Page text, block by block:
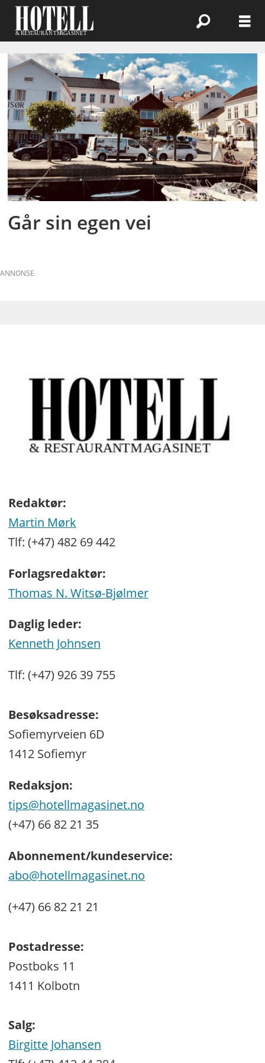
Emne:
praksisplasser
Går sin egen vei
ANNONSE
Redaktør:
Martin Mørk
Tlf: (+47) 482 69 442
Forlagsredaktør:
Thomas N. Witsø-Bjølmer
Daglig leder:
Kenneth Johnsen
Tlf: (+47) 926 39 755
Besøksadresse:
Sofiemyrveien 6D
1412 Sofiemyr
Redaksjon:
tips@hotellmagasinet.no
(+47) 66 82 21 35
Abonnement/kundeservice:
abo@hotellmagasinet.no
(+47) 66 82 21 21
Postadresse:
Postboks 11
1411 Kolbotn
Salg:
Birgitte Johansen